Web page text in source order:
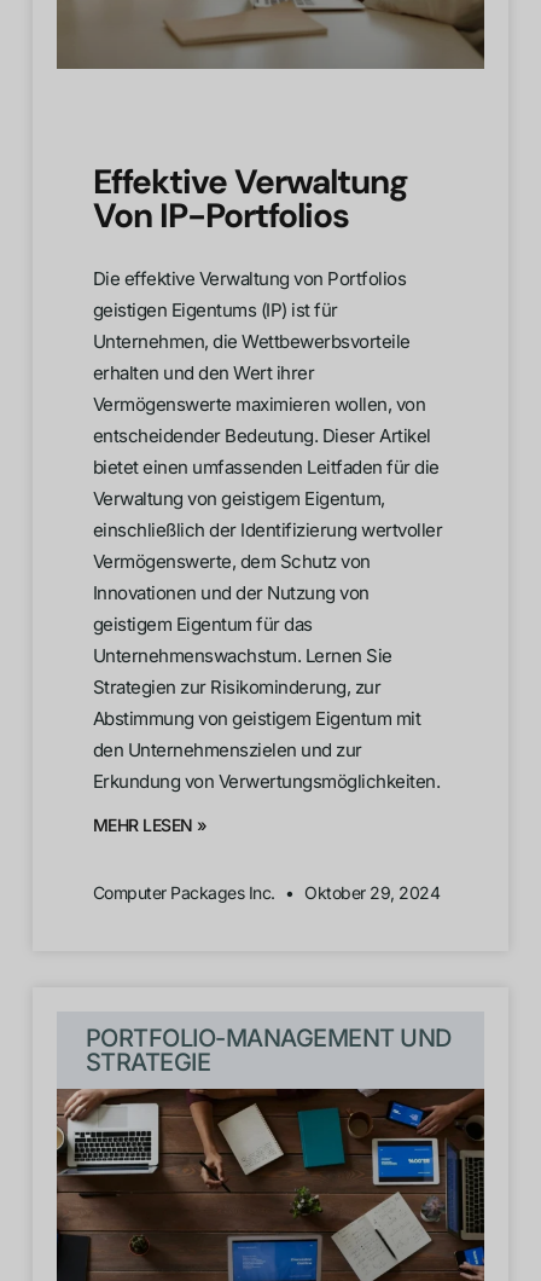
Effektive Verwaltung
Von IP-Portfolios
Die effektive Verwaltung von Portfolios
geistigen Eigentums (IP) ist für
Unternehmen, die Wettbewerbsvorteile
erhalten und den Wert ihrer
Vermögenswerte maximieren wollen, von
entscheidender Bedeutung. Dieser Artikel
bietet einen umfassenden Leitfaden für die
Verwaltung von geistigem Eigentum,
einschließlich der Identifizierung wertvoller
Vermögenswerte, dem Schutz von
Innovationen und der Nutzung von
geistigem Eigentum für das
Unternehmenswachstum. Lernen Sie
Strategien zur Risikominderung, zur
Abstimmung von geistigem Eigentum mit
den Unternehmenszielen und zur
Erkundung von Verwertungsmöglichkeiten.
MEHR LESEN »
Computer Packages Inc. Oktober 29, 2024
PORTFOLIO-MANAGEMENT UND
STRATEGIE